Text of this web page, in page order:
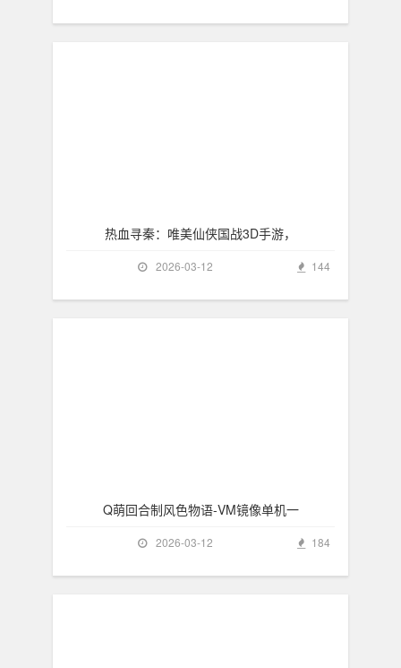
热血寻秦：唯美仙侠国战3D手游，
2026-03-12 144
Q萌回合制风色物语-VM镜像单机一
2026-03-12 184